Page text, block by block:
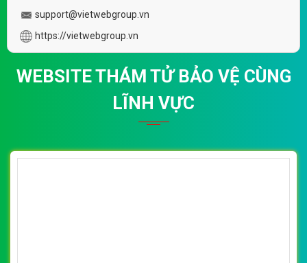
support@vietwebgroup.vn
https://vietwebgroup.vn
WEBSITE THÁM TỬ BẢO VỆ CÙNG
LĨNH VỰC